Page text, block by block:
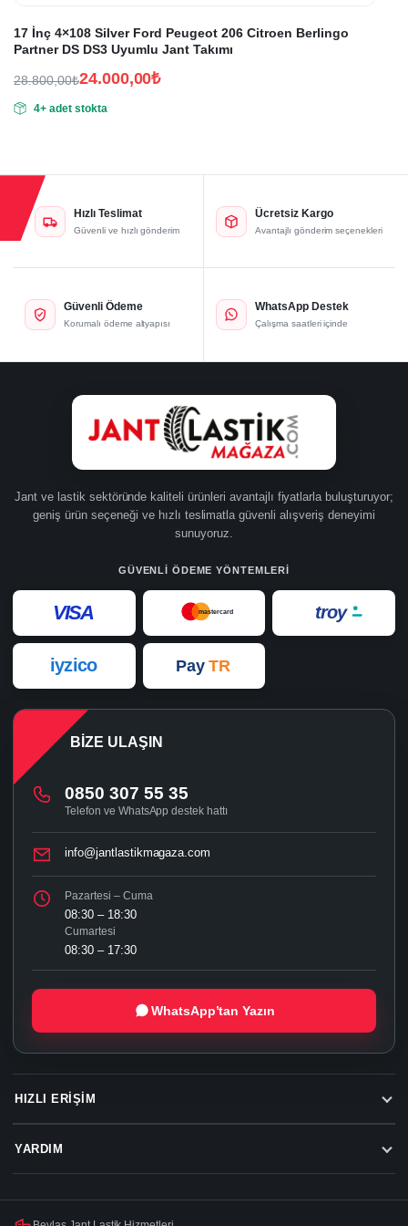
17 İnç 4×108 Silver Ford Peugeot 206 Citroen Berlingo
Partner DS DS3 Uyumlu Jant Takımı
28.800,00₺
fiyat:
24.000,00₺
andaki
4+ adet stokta
Hızlı Teslimat
Güvenli ve hızlı gönderim
Ücretsiz Kargo
Avantajlı gönderim seçenekleri
Güvenli Ödeme
Korumalı ödeme altyapısı
WhatsApp Destek
Çalışma saatleri içinde
Jant ve lastik sektöründe kaliteli ürünleri avantajlı fiyatlarla buluşturuyor;
geniş ürün seçeneği ve hızlı teslimatla güvenli alışveriş deneyimi
sunuyoruz.
GÜVENLI ÖDEME YÖNTEMLERI
VISA mastercard troy
iyzico Pay TR
HIZLI ERIŞIM
YARDIM
BIZE ULAŞIN
0850 307 55 35
Telefon ve WhatsApp destek hattı
info@jantlastikmagaza.com
Pazartesi – Cuma
08:30 – 18:30
Cumartesi
08:30 – 17:30
WhatsApp’tan Yazın